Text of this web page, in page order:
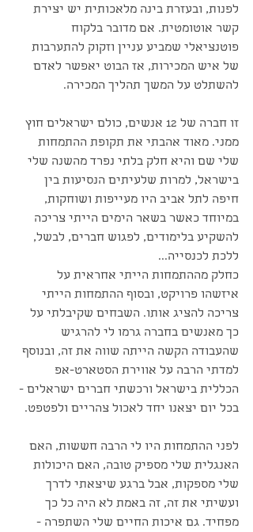
לפנות, ובעזרת בינה מלאכותית יש יצירת
קשר אוטומטית. אם מדובר בלקוח
פוטנציאלי שמביע עניין וזקוק להתערבות
של איש המכירות, אז הבוט יאפשר לאדם
להשתלט על המשך תהליך המכירה.
זו חברה של 12 אנשים, כולם ישראלים חוץ
ממני. מאוד אהבתי את תקופת ההתמחות
שלי שם והיא חלק בלתי נפרד מהשנה שלי
בישראל, למרות שלעיתים הנסיעות בין
חיפה לתל אביב היו מעייפות ושוחקות,
במיוחד כאשר בשאר הימים הייתי צריכה
להשקיע בלימודים, לפגוש חברים, לבשל,
ללכת לכנסייה...
כחלק מההתמחות הייתי אחראית על
איזשהו פרויקט, ובסוף ההתמחות הייתי
צריכה להציג אותו. השבחים שקיבלתי על
כך מאנשים בחברה גרמו לי להרגיש
שהעבודה הקשה הייתה שווה את זה, ובנוסף
למדתי הרבה על אווירת הסטארט-אפ
הכללית בישראל ורכשתי חברים ישראלים -
בכל יום יצאנו יחד לאכול צהריים ולפטפט.
לפני ההתמחות היו לי הרבה חששות, האם
האנגלית שלי מספיק טובה, האם היכולות
שלי מספקות, אבל ברגע שיצאתי לדרך
ועשיתי את זה, זה באמת לא היה כל כך
מפחיד. גם איכות החיים שלי השתפרה -